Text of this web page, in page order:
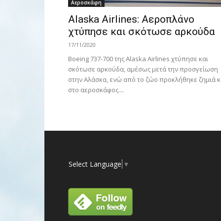
Αεροσκάφη
Alaska Airlines: Αεροπλάνο
χτύπησε και σκότωσε αρκούδα
17/11/2020
Boeing 737-700 της Alaska Airlines χτύπησε και
σκότωσε αρκούδα, αμέσως μετά την προσγείωση
στην Αλάσκα, ενώ από το ζώο προκλήθηκε ζημιά
στο αεροσκάφος....
Select Language ▼